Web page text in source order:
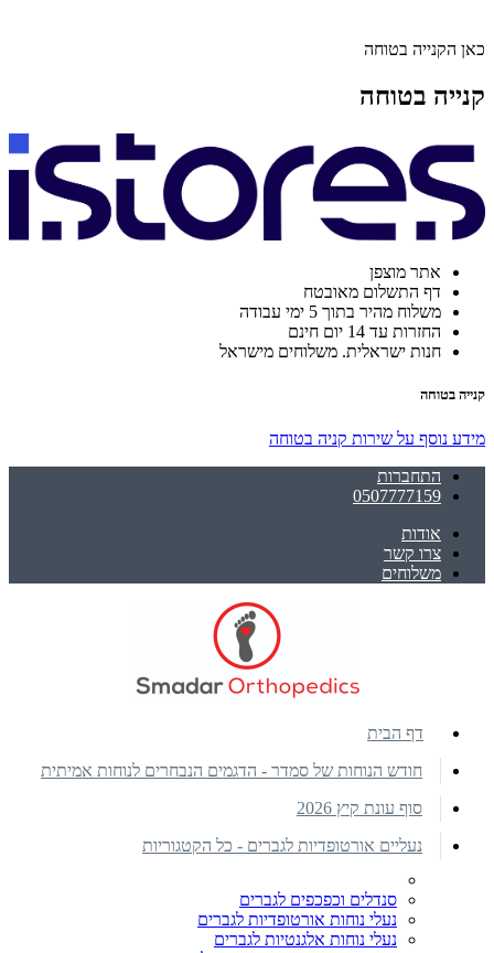
כאן הקנייה בטוחה
קנייה בטוחה
אתר מוצפן
דף התשלום מאובטח
משלוח מהיר בתוך 5 ימי עבודה
החזרות עד 14 יום חינם
חנות ישראלית. משלוחים מישראל
קנייה בטוחה
מידע נוסף על שירות קניה בטוחה
התחברות
0507777159
אודות
צרו קשר
משלוחים
דף הבית
חודש הנוחות של סמדר - הדגמים הנבחרים לנוחות אמיתית
סוף עונת קיץ 2026
נעליים אורטופדיות לגברים - כל הקטגוריות
סנדלים וכפכפים לגברים
נעלי נוחות אורטופדיות לגברים
נעלי נוחות אלגנטיות לגברים